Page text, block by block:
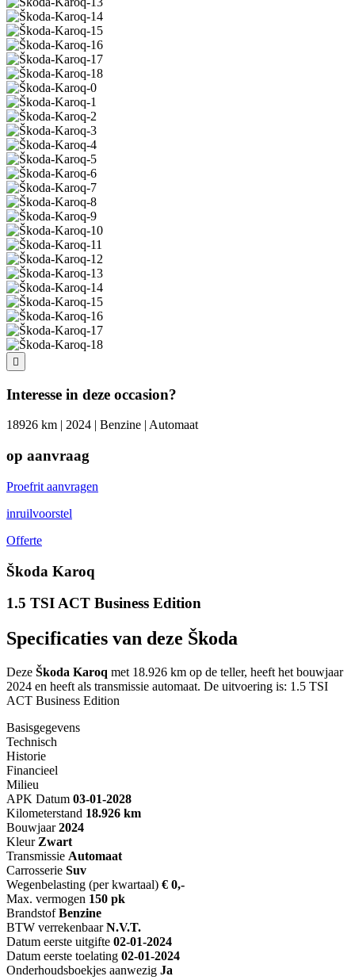
Interesse in deze occasion?
18926 km | 2024 | Benzine | Automaat
op aanvraag
Proefrit aanvragen
inruilvoorstel
Offerte
Škoda Karoq
1.5 TSI ACT Business Edition
Specificaties van deze Škoda
Deze Škoda Karoq met 18.926 km op de teller, heeft het bouwjaar
2024 en heeft als transmissie automaat. De uitvoering is: 1.5 TSI
ACT Business Edition
Basisgegevens
Technisch
Historie
Financieel
Milieu
APK Datum 03-01-2028
Kilometerstand 18.926 km
Bouwjaar 2024
Kleur Zwart
Transmissie Automaat
Carrosserie Suv
Wegenbelasting (per kwartaal) € 0,-
Max. vermogen 150 pk
Brandstof Benzine
BTW verrekenbaar N.V.T.
Datum eerste uitgifte 02-01-2024
Datum eerste toelating 02-01-2024
Onderhoudsboekjes aanwezig Ja